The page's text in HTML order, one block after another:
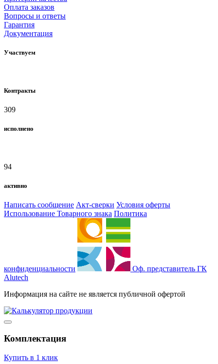
Оплата заказов
Вопросы и ответы
Гарантия
Документация
Участвуем
Контракты
309
исполнено
94
активно
Написать сообщение Акт-сверки Условия оферты
Использование Товарного знака Политика
конфиденциальности
Оф. представитель ГК
Alutech
Информация на сайте не является публичной офертой
Комплектация
Купить в 1 клик